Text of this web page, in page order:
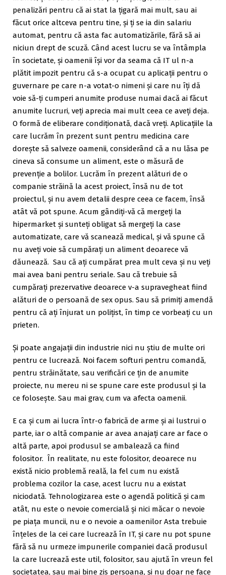
penalizări pentru că ai stat la țigară mai mult, sau ai
făcut orice altceva pentru tine, și ți se ia din salariu
automat, pentru că asta fac automatizările, fără să ai
niciun drept de scuză. Când acest lucru se va întâmpla
în societate, și oamenii își vor da seama că IT ul n-a
plătit impozit pentru că s-a ocupat cu aplicații pentru o
guvernare pe care n-a votat-o nimeni și care nu îți dă
voie să-ți cumperi anumite produse numai dacă ai făcut
anumite lucruri, veți aprecia mai mult ceea ce aveți deja.
O formă de eliberare condiționată, dacă vreți. Aplicațiile la
care lucrăm în prezent sunt pentru medicina care
dorește să salveze oamenii, considerând că a nu lăsa pe
cineva să consume un aliment, este o măsură de
prevenție a bolilor. Lucrăm în prezent alături de o
companie străină la acest proiect, însă nu de tot
proiectul, și nu avem detalii despre ceea ce facem, însă
atât vă pot spune. Acum gândiți-vă că mergeți la
hipermarket și sunteți obligat să mergeți la case
automatizate, care vă scanează medical, și vă spune că
nu aveți voie să cumpărați un aliment deoarece vă
dăunează. Sau că ați cumpărat prea mult ceva și nu veți
mai avea bani pentru seriale. Sau că trebuie să
cumpărați prezervative deoarece v-a supravegheat fiind
alături de o persoană de sex opus. Sau să primiți amendă
pentru că ați înjurat un polițist, în timp ce vorbeați cu un
prieten.
Și poate angajații din industrie nici nu știu de multe ori
pentru ce lucrează. Noi facem softuri pentru comandă,
pentru străinătate, sau verificări ce țin de anumite
proiecte, nu mereu ni se spune care este produsul și la
ce folosește. Sau mai grav, cum va afecta oamenii.
E ca și cum ai lucra într-o fabrică de arme și ai lustrui o
parte, iar o altă companie ar avea anajați care ar face o
altă parte, apoi produsul se ambalează ca fiind
folositor. În realitate, nu este folositor, deoarece nu
există nicio problemă reală, la fel cum nu există
problema cozilor la case, acest lucru nu a existat
niciodată. Tehnologizarea este o agendă politică și cam
atât, nu este o nevoie comercială și nici măcar o nevoie
pe piața muncii, nu e o nevoie a oamenilor Asta trebuie
înțeles de la cei care lucrează în IT, și care nu pot spune
fără să nu urmeze impunerile companiei dacă produsul
la care lucrează este util, folositor, sau ajută în vreun fel
societatea, sau mai bine zis persoana, și nu doar ne face